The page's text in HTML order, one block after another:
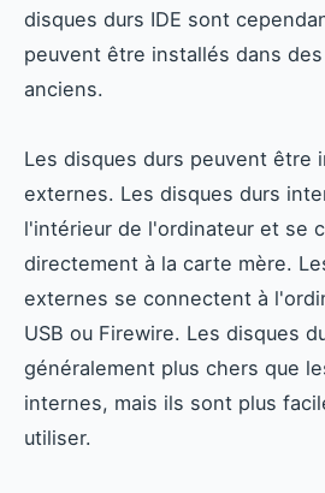
disques durs IDE sont
peuvent être installés dans
anciens.
Les disques durs peuvent être
externes. Les disques durs
l'intérieur de l'ordinateur et se
directement à la carte mère.
externes se connectent à
USB ou Firewire. Les disques
généralement plus chers que
internes, mais ils sont plus
utiliser.